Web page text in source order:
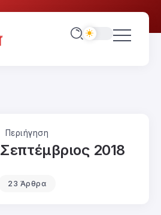
Περιήγηση
Σεπτέμβριος 2018
23 Άρθρα